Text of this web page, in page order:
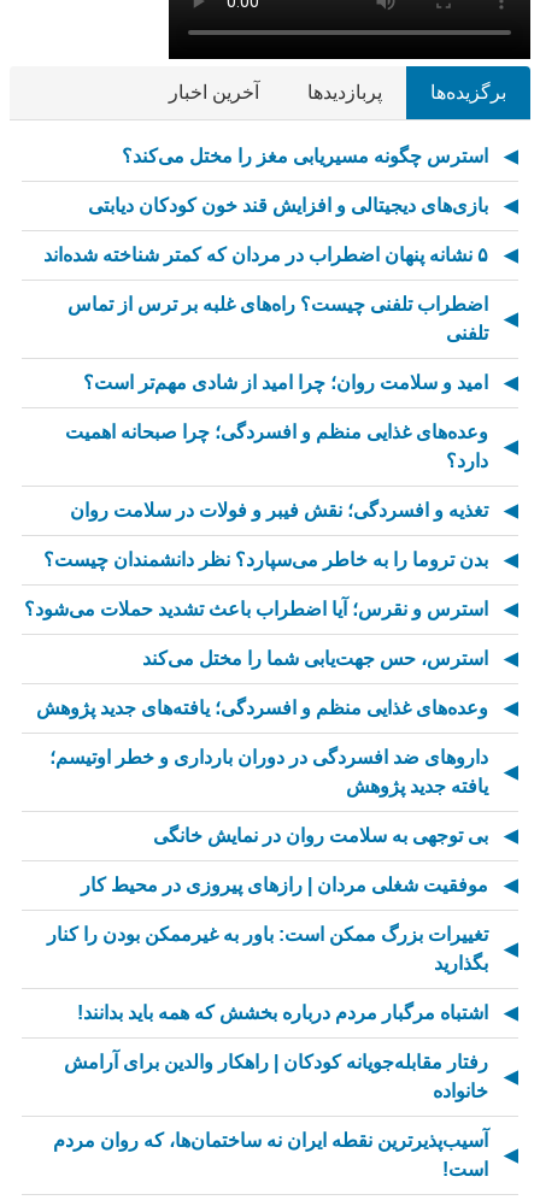
برگزیده‌ها پربازدیدها آخرین اخبار
استرس چگونه مسیریابی مغز را مختل می‌کند؟
بازی‌های دیجیتالی و افزایش قند خون کودکان دیابتی
۵ نشانه پنهان اضطراب در مردان که کمتر شناخته شده‌اند
اضطراب تلفنی چیست؟ راه‌های غلبه بر ترس از تماس
تلفنی
امید و سلامت روان؛ چرا امید از شادی مهم‌تر است؟
وعده‌های غذایی منظم و افسردگی؛ چرا صبحانه اهمیت
دارد؟
تغذیه و افسردگی؛ نقش فیبر و فولات در سلامت روان
بدن تروما را به خاطر می‌سپارد؟ نظر دانشمندان چیست؟
استرس و نقرس؛ آیا اضطراب باعث تشدید حملات می‌شود؟
استرس، حس جهت‌یابی شما را مختل می‌کند
وعده‌های غذایی منظم و افسردگی؛ یافته‌های جدید پژوهش
داروهای ضد افسردگی در دوران بارداری و خطر اوتیسم؛
یافته جدید پژوهش
بی توجهی به سلامت روان در نمایش خانگی
موفقیت شغلی مردان | رازهای پیروزی در محیط کار
تغییرات بزرگ ممکن است: باور به غیرممکن بودن را کنار
بگذارید
اشتباه مرگبار مردم درباره بخشش که همه باید بدانند!
رفتار مقابله‌جویانه کودکان | راهکار والدین برای آرامش
خانواده
آسیب‌پذیرترین نقطه ایران نه ساختمان‌ها، که روان مردم
است!